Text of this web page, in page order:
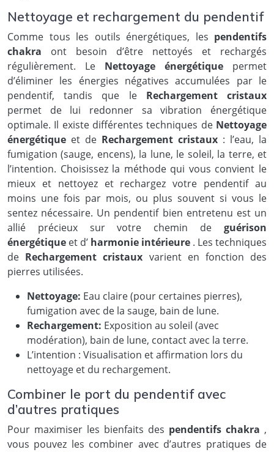
Nettoyage et rechargement du pendentif
Comme tous les outils énergétiques, les pendentifs
chakra ont besoin d’être nettoyés et rechargés
régulièrement. Le Nettoyage énergétique permet
d’éliminer les énergies négatives accumulées par le
pendentif, tandis que le Rechargement cristaux
permet de lui redonner sa vibration énergétique
optimale. Il existe différentes techniques de Nettoyage
énergétique et de Rechargement cristaux : l’eau, la
fumigation (sauge, encens), la lune, le soleil, la terre, et
l’intention. Choisissez la méthode qui vous convient le
mieux et nettoyez et rechargez votre pendentif au
moins une fois par mois, ou plus souvent si vous le
sentez nécessaire. Un pendentif bien entretenu est un
allié précieux sur votre chemin de guérison
énergétique et d’ harmonie intérieure . Les techniques
de Rechargement cristaux varient en fonction des
pierres utilisées.
Nettoyage: Eau claire (pour certaines pierres),
fumigation avec de la sauge, bain de lune.
Rechargement: Exposition au soleil (avec
modération), bain de lune, contact avec la terre.
L’intention : Visualisation et affirmation lors du
nettoyage et du rechargement.
Combiner le port du pendentif avec
d’autres pratiques
Pour maximiser les bienfaits des pendentifs chakra ,
vous pouvez les combiner avec d’autres pratiques de